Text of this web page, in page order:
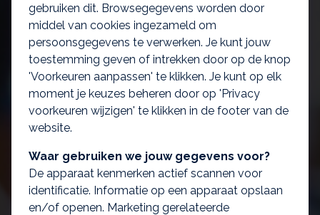
gebruiken dit. Browsegegevens worden door
middel van cookies ingezameld om
persoonsgegevens te verwerken. Je kunt jouw
toestemming geven of intrekken door op de knop
'Voorkeuren aanpassen' te klikken. Je kunt op elk
moment je keuzes beheren door op 'Privacy
voorkeuren wijzigen' te klikken in de footer van de
website.
Waar gebruiken we jouw gegevens voor?
De apparaat kenmerken actief scannen voor
identificatie. Informatie op een apparaat opslaan
en/of openen. Marketing gerelateerde